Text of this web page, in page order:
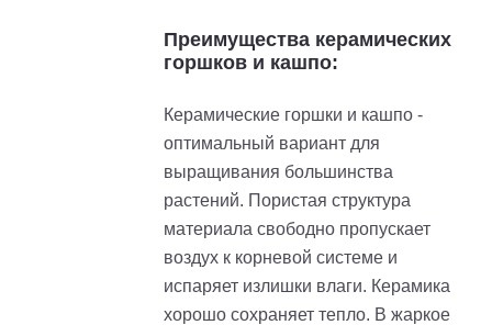
Преимущества керамических
горшков и кашпо:
Керамические горшки и кашпо -
оптимальный вариант для
выращивания большинства
растений. Пористая структура
материала свободно пропускает
воздух к корневой системе и
испаряет излишки влаги. Керамика
хорошо сохраняет тепло. В жаркое